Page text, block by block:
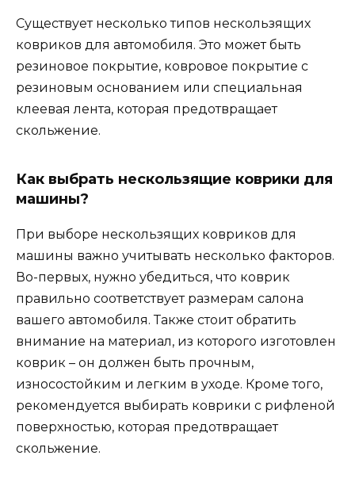
Существует несколько типов нескользящих
ковриков для автомобиля. Это может быть
резиновое покрытие, ковровое покрытие с
резиновым основанием или специальная
клеевая лента, которая предотвращает
скольжение.
Как выбрать нескользящие коврики для
машины?
При выборе нескользящих ковриков для
машины важно учитывать несколько факторов.
Во-первых, нужно убедиться, что коврик
правильно соответствует размерам салона
вашего автомобиля. Также стоит обратить
внимание на материал, из которого изготовлен
коврик – он должен быть прочным,
износостойким и легким в уходе. Кроме того,
рекомендуется выбирать коврики с рифленой
поверхностью, которая предотвращает
скольжение.